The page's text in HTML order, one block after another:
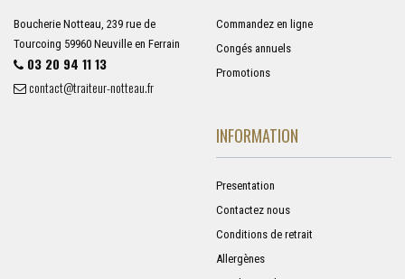
Boucherie Notteau, 239 rue de
Tourcoing 59960 Neuville en Ferrain
03 20 94 11 13
contact@traiteur-notteau.fr
Commandez en ligne
Congés annuels
Promotions
INFORMATION
Presentation
Contactez nous
Conditions de retrait
Allergènes